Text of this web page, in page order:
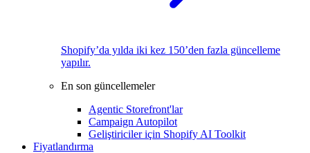
Shopify’da yılda iki kez 150’den fazla güncelleme
yapılır.
En son güncellemeler
Agentic Storefront'lar
Campaign Autopilot
Geliştiriciler için Shopify AI Toolkit
Fiyatlandırma